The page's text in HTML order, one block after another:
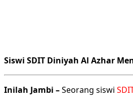
Siswi SDIT Diniyah Al Azhar
Inilah Jambi –Seorang siswi